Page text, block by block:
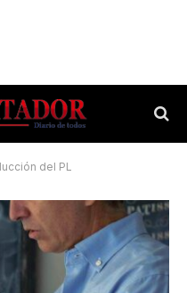
del PL